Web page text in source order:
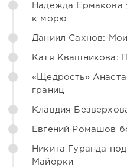
Надежда Ермакова
к морю
Даниил Сахнов:
Катя Квашникова:
«Щедрость»
границ
Клавдия
Евгений Ромашов
Никита Гуранда
Майорки